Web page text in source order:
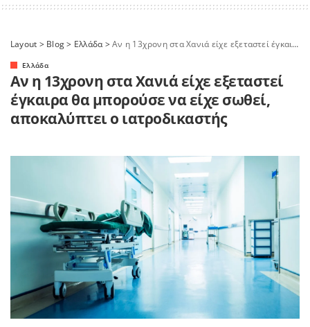
Layout > Blog> Ελλάδα>Αν η 13χρονη στα Χανιά είχε εξεταστεί έγκαιρα θα μπορούσε να είχε σωθεί, αποκαλύπτει ο ιατροδικαστής
Ελλάδα
Αν η 13χρονη στα Χανιά είχε εξεταστεί
έγκαιρα θα μπορούσε να είχε σωθεί,
αποκαλύπτει ο ιατροδικαστής